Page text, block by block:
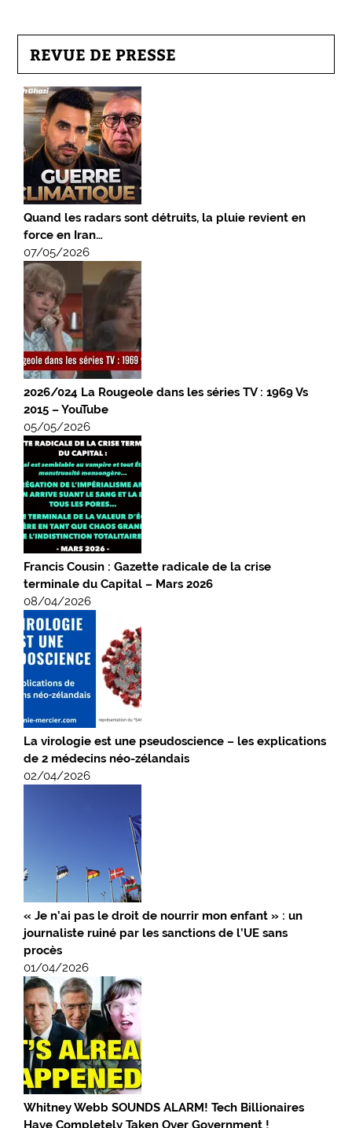
REVUE DE PRESSE
Quand les radars sont détruits, la pluie revient en
force en Iran…
07/05/2026
2026/024 La Rougeole dans les séries TV : 1969 Vs
2015 – YouTube
05/05/2026
Francis Cousin : Gazette radicale de la crise
terminale du Capital – Mars 2026
08/04/2026
La virologie est une pseudoscience – les explications
de 2 médecins néo-zélandais
02/04/2026
« Je n’ai pas le droit de nourrir mon enfant » : un
journaliste ruiné par les sanctions de l’UE sans
procès
01/04/2026
Whitney Webb SOUNDS ALARM! Tech Billionaires
Have Completely Taken Over Government !